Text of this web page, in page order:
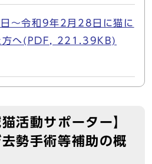
～令和9年2月28日に猫に
方へ(PDF, 221.39KB)
活動サポーター】
勢手術等補助の概